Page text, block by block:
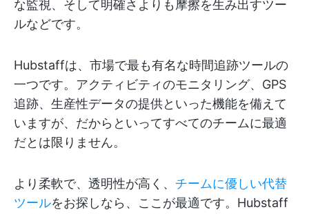
な監視、そして明確さよりも摩擦を生み出すツー
ルなどです。
Hubstaffは、市場で最も有名な時間追跡ツールの
一つです。アクティビティのモニタリング、GPS
追跡、生産性データの提供といった機能を備えて
いますが、だからといってすべてのチームに最適
だとは限りません。
より柔軟で、透明性が高く、 チームに優しい代替
ツールをお探しなら、ここが最適です。Hubstaff